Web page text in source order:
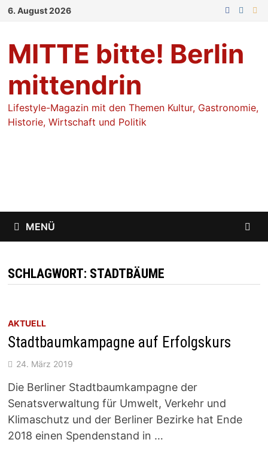
Zum
6. August 2026
MITTE bitte! Berlin
mittendrin
Lifestyle-Magazin mit den Themen Kultur, Gastronomie,
Historie, Wirtschaft und Politik
MENÜ
SCHLAGWORT: STADTBÄUME
AKTUELL
Stadtbaumkampagne auf Erfolgskurs
24. März 2019
Die Berliner Stadtbaumkampagne der
Senatsverwaltung für Umwelt, Verkehr und
Klimaschutz und der Berliner Bezirke hat Ende
2018 einen Spendenstand in …